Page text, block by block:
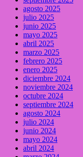
agosto 2025
julio 2025
junio 2025
mayo 2025
abril 2025
marzo 2025
febrero 2025
enero 2025
diciembre 2024
noviembre 2024
octubre 2024
septiembre 2024
agosto 2024
julio 2024
junio 2024
mayo 2024
abril 2024